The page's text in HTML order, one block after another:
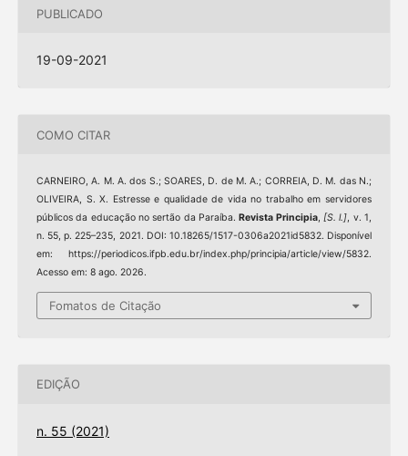
PUBLICADO
19-09-2021
COMO CITAR
CARNEIRO, A. M. A. dos S.; SOARES, D. de M. A.; CORREIA, D. M. das N.;
OLIVEIRA, S. X. Estresse e qualidade de vida no trabalho em servidores
públicos da educação no sertão da Paraíba.Revista Principia,[S. l.], v. 1,
n. 55, p. 225–235, 2021. DOI: 10.18265/1517-0306a2021id5832. Disponível
em: https://periodicos.ifpb.edu.br/index.php/principia/article/view/5832.
Acesso em: 8 ago. 2026.
Fomatos de Citação
EDIÇÃO
n. 55 (2021)